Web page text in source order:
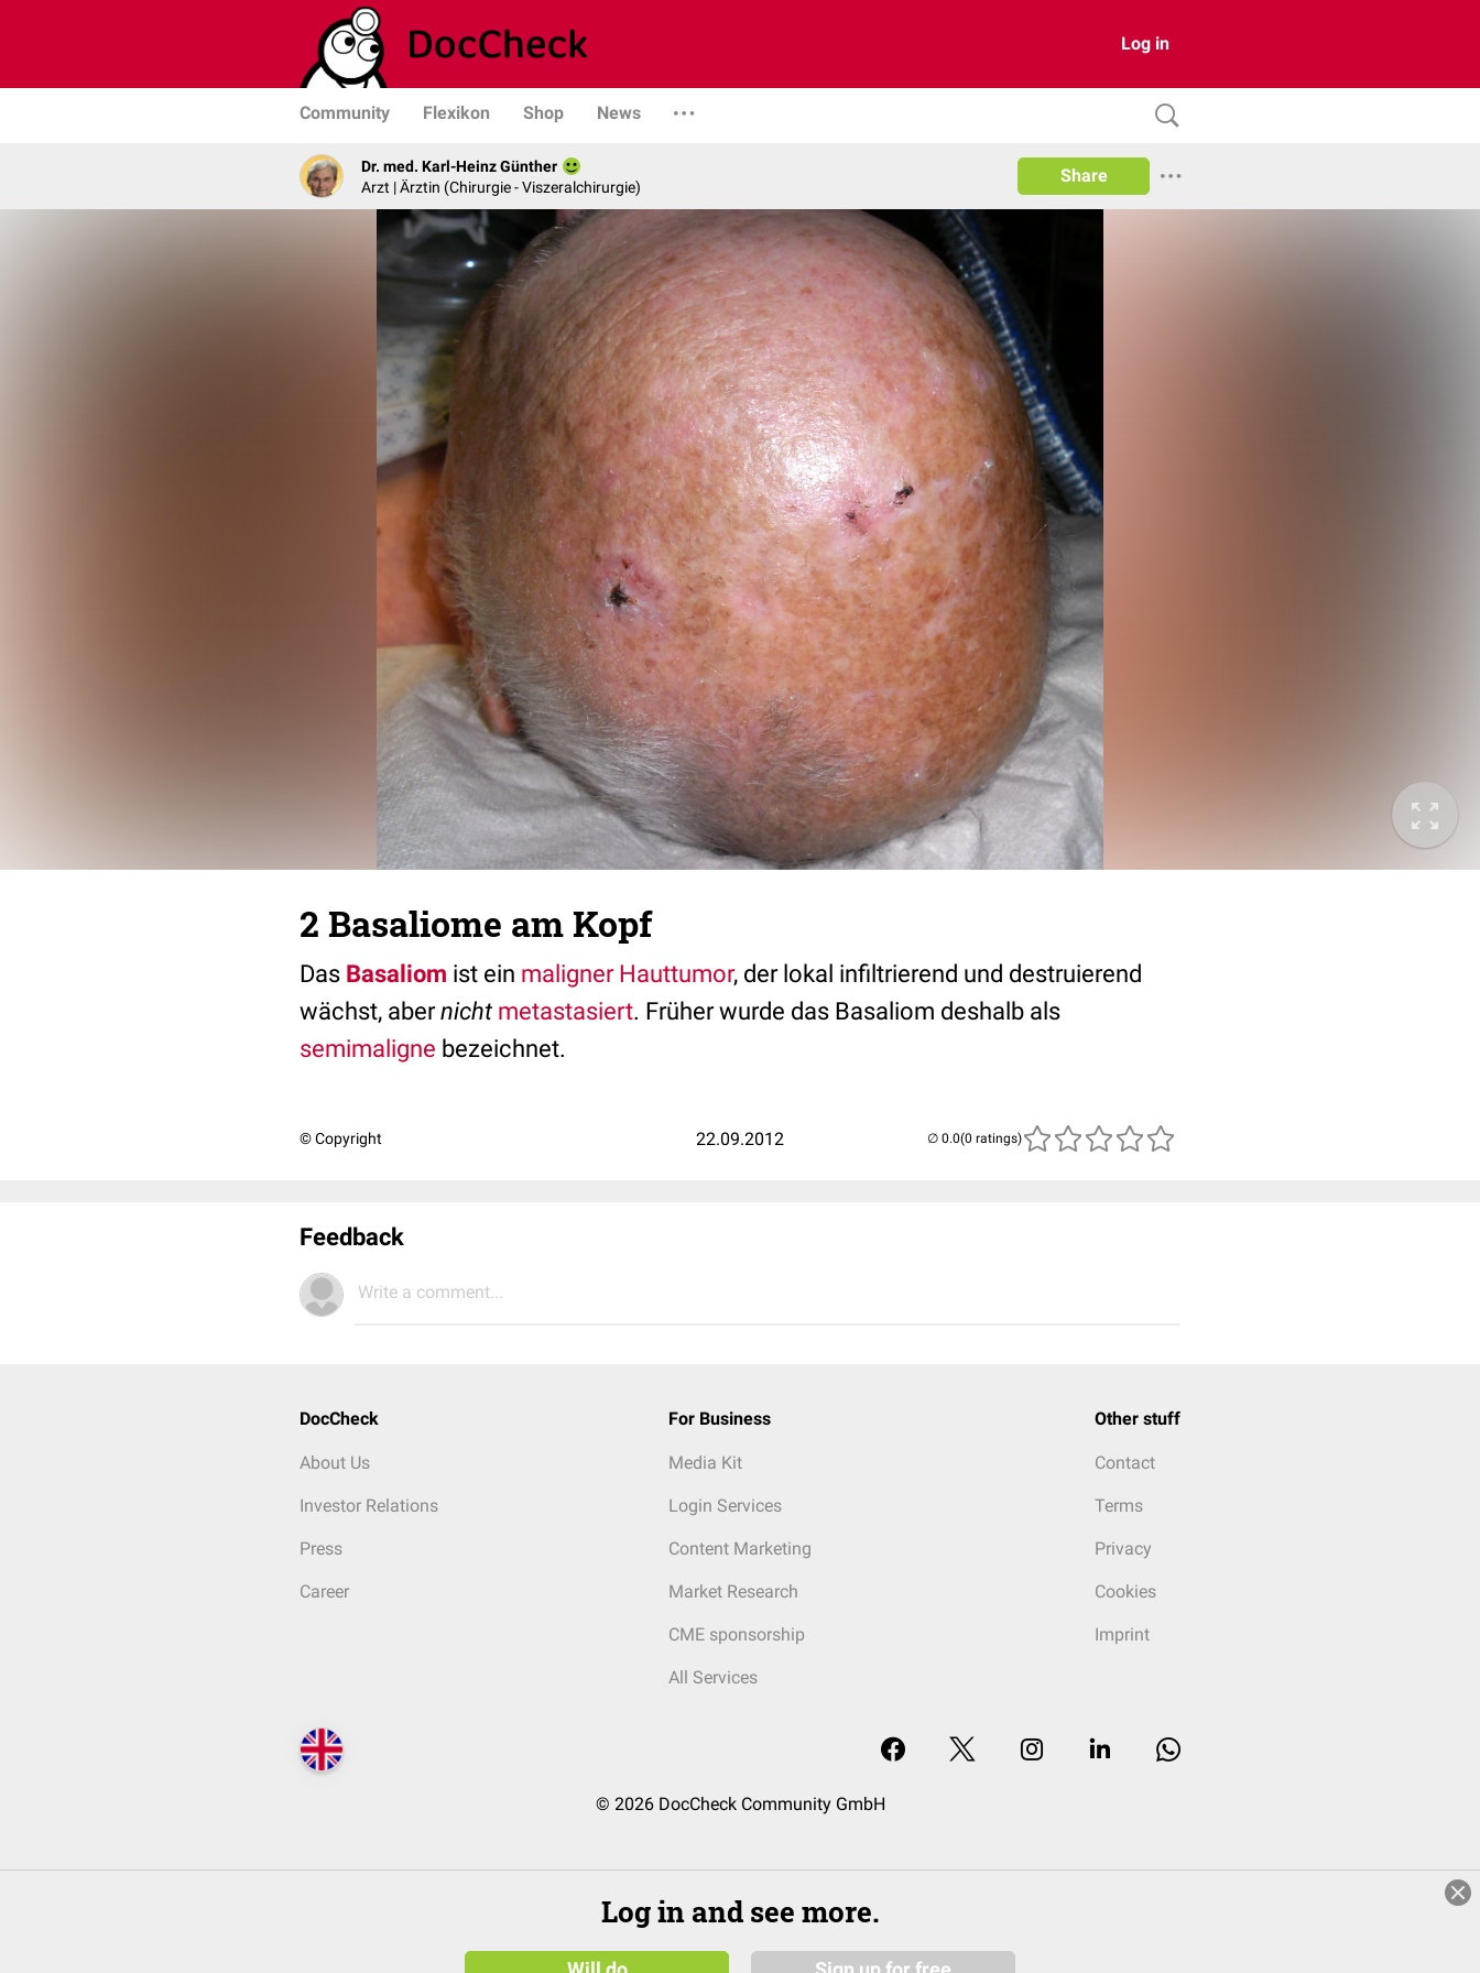
Log in
Community Flexikon Shop News
Dr. med. Karl-Heinz Günther
Arzt | Ärztin (Chirurgie - Viszeralchirurgie)
Share
2 Basaliome am Kopf
Das Basaliom ist ein maligner Hauttumor, der lokal infiltrierend und destruierend
wächst, abernicht metastasiert. Früher wurde das Basaliom deshalb als
semimaligne bezeichnet.
© Copyright 22.09.2012 (0 ratings)
Feedback
Write a comment...
DocCheck
About Us
Investor Relations
Press
Career
For Business
Media Kit
Login Services
Content Marketing
Market Research
CME sponsorship
All Services
Other stuff
Contact
Terms
Privacy
Cookies
Imprint
© 2026 DocCheck Community GmbH
Log in and see more.